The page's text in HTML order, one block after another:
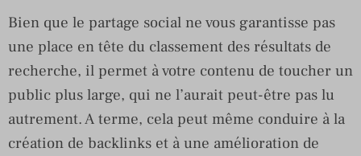
Bien que le partage social ne vous garantisse pas
une place en tête du classement des résultats de
recherche, il permet à votre contenu de toucher un
public plus large, qui ne l’aurait peut-être pas lu
autrement. A terme, cela peut même conduire à la
création de backlinks et à une amélioration de